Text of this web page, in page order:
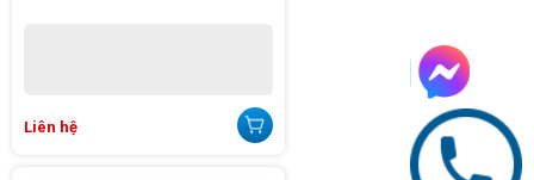
Liên hệ